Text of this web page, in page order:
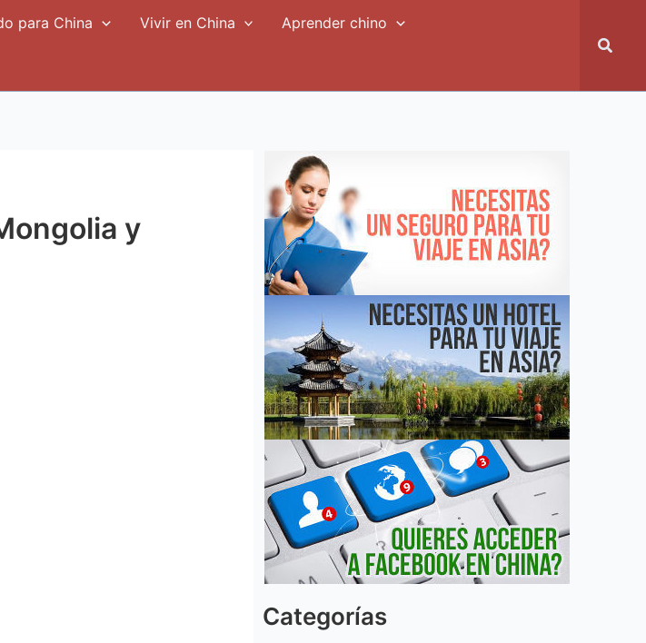
para China Vivir en China Aprender chino
y
Categorías